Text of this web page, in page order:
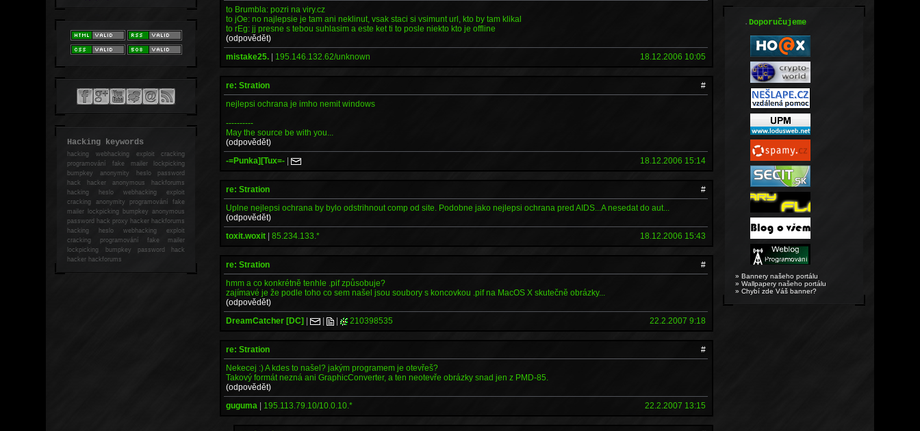
to Brumbla: pozri na viry.cz
to jOe: no najlepsie je tam ani neklinut, vsak staci si vsimunt url, kto by tam klikal
to rEg: jj presne s tebou suhlasim a este ket ti to posle niekto kto je offline
(odpovědět)
mistake25. | 195.146.132.62/unknown 18.12.2006 10:05
re: Stration
#
nejlepsi ochrana je imho nemit windows
----------
May the source be with you...
(odpovědět)
-=Punka][Tux=- | 18.12.2006 15:14
re: Stration
#
Uplne nejlepsi ochrana by bylo odstrihnout comp od site. Podobne jako nejlepsi ochrana pred AIDS...A nesedat do aut...
(odpovědět)
toxit.woxit |85.234.133.* 18.12.2006 15:43
re: Stration
#
hmm a co konkrétně tenhle .pif způsobuje?
zajímavé je že podle toho co sem našel jsou soubory s koncovkou .pif na MacOS X skutečně obrázky...
(odpovědět)
DreamCatcher [DC] | | | 210398535 22.2.2007 9:18
re: Stration
#
Nekecej :) A kdes to našel? jakým programem je otevřeš?
Takový formát nezná ani GraphicConverter, a ten neotevře obrázky snad jen z PMD-85.
(odpovědět)
guguma | 195.113.79.10/10.0.10.* 22.2.2007 13:15
Hacking keywords
hackingwebhacking exploit cracking
programování fake mailer lockpicking
bumpkey anonymity heslo password
hackhacker anonymous hackforums
hackingheslo webhacking exploit
cracking anonymity programování fake
mailer lockpicking bumpkey anonymous
password hack proxy hacker hackforums
hacking heslo webhacking exploit
cracking programování fake mailer
lockpicking bumpkey password hack
hackerhackforums
.Doporučujeme
» Bannery našeho portálu
» Wallpapery našeho portálu
» Chybí zde Váš banner?